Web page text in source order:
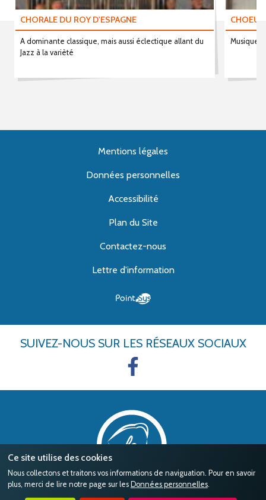
Ce site utilise des cookies
Nous collectons et traitons vos informations de naviguation. Pour en savoir
plus, merci de lire notre page sur les Données personnelles.
CHORALE DU ROY D'ESPAGNE
A dominante classique, mais aussi éclectique allant du
Jazz à la varièté
Musique
Mentions légales
Données personnelles
Accessibilité
Plan du Site
Contactez-nous
Lettre d'information
SUIVEZ-NOUS SUR LES RÉSEAUX SOCIAUX